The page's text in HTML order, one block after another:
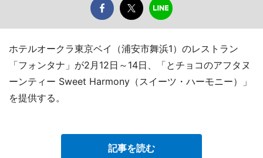
ホテルオークラ東京ベイ（浦安市舞浜1）のレストラン
「フォンタナ」が2月12日～14日、「とチョコのアフタヌ
ーンティー Sweet Harmony（スイーツ・ハーモニー）」
を提供する。
記事を読む